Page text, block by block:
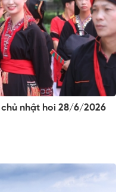
nhật hoi 28/6/2026